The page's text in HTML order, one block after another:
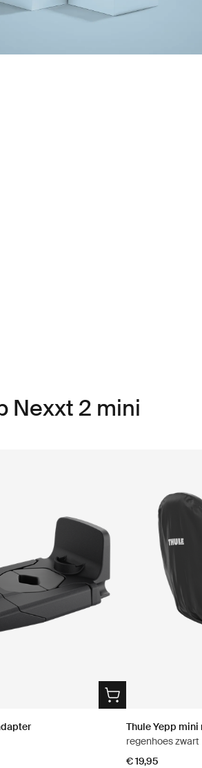
Nexxt 2 mini
Thule Yepp mini
regenhoes zwart
€ 19,95